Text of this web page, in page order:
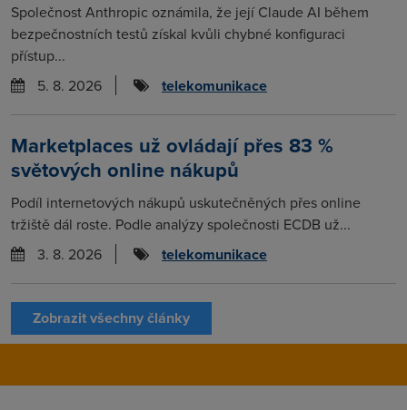
Společnost Anthropic oznámila, že její Claude AI během
bezpečnostních testů získal kvůli chybné konfiguraci
přístup...
5. 8. 2026
telekomunikace
Marketplaces už ovládají přes 83 %
světových online nákupů
Podíl internetových nákupů uskutečněných přes online
tržiště dál roste. Podle analýzy společnosti ECDB už...
3. 8. 2026
telekomunikace
Zobrazit všechny články